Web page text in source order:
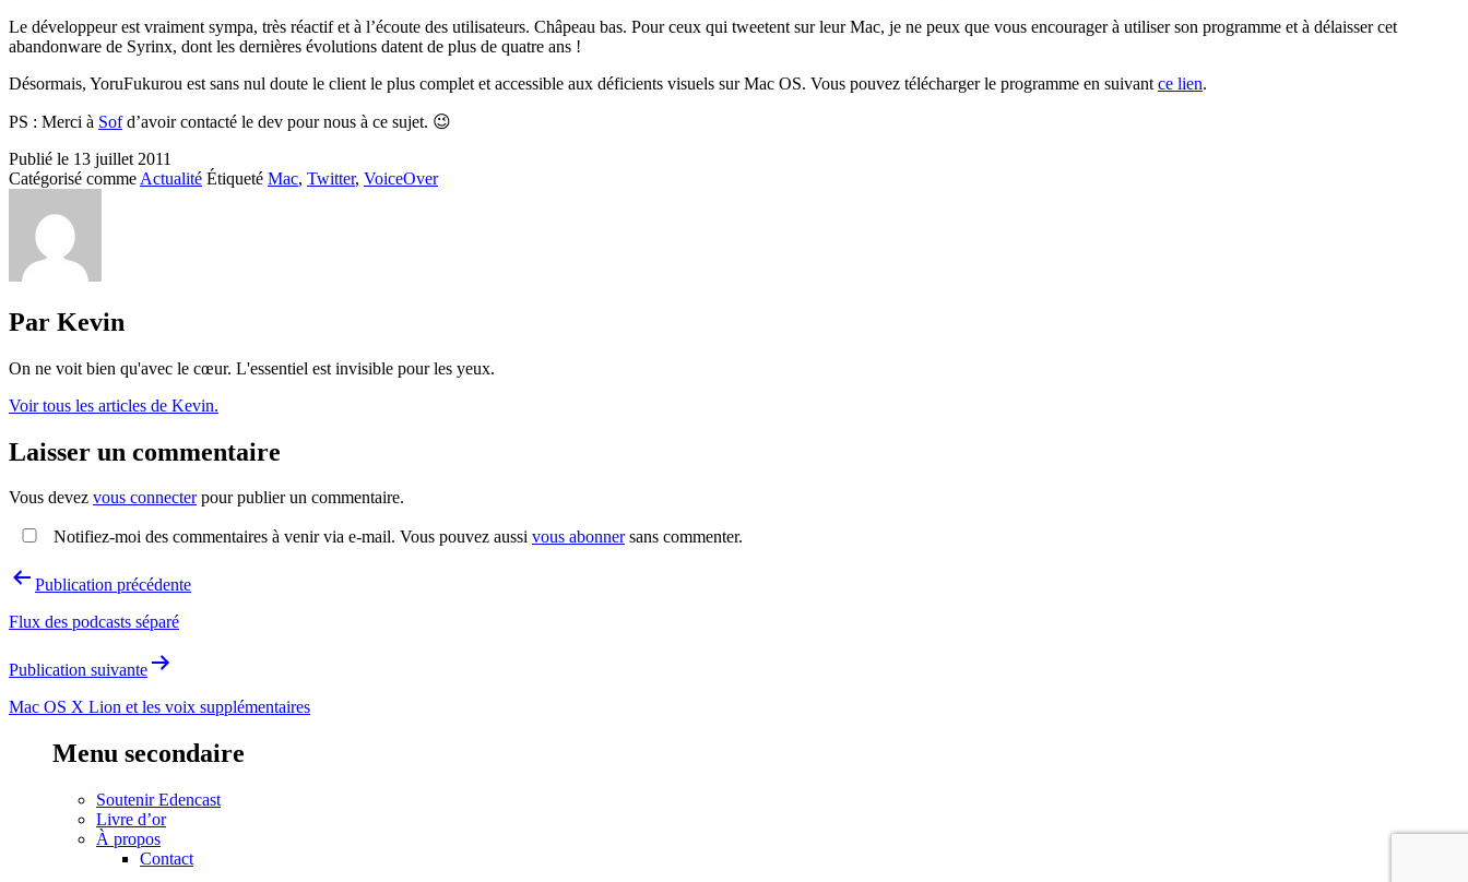
Le développeur est vraiment sympa, très réactif et à l’écoute des utilisateurs. Châpeau bas. Pour ceux qui tweetent sur leur Mac, je ne peux que vous encourager à utiliser son programme et à délaisser cet
abandonware de Syrinx, dont les dernières évolutions datent de plus de quatre ans !
Désormais, YoruFukurou est sans nul doute le client le plus complet et accessible aux déficients visuels sur Mac OS. Vous pouvez télécharger le programme en suivant ce lien.
PS : Merci à Sofd’avoir contacté le dev pour nous à ce sujet. 😉
Publié le 13 juillet 2011
Catégorisé comme Actualité Étiqueté Mac, Twitter, VoiceOver
Par Kevin
On ne voit bien qu'avec le cœur. L'essentiel est invisible pour les yeux.
Voir tous les articles de Kevin.
Laisser un commentaire
Vous devez vous connecterpour publier un commentaire.
Notifiez-moi des commentaires à venir via e-mail. Vous pouvez aussi vous abonnersans commenter.
Navigation
l’article
Publication précédente
Flux des podcasts séparé
Publication suivante
Mac OS X Lion et les voix supplémentaires
Menu secondaire
Soutenir Edencast
Livre d’or
À propos
Contact